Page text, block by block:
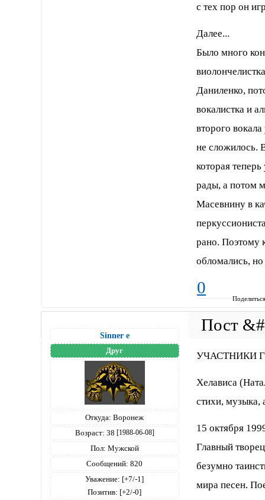
с тех пор он
Далее...
Было много
Даниленко,
вокалистка и
второго
не сложилось.
которая
рады, а потом
Масевнину в
рано. Поэтому
обломались,
0
Sinner е
Друг
Откуда: Воронеж
Возраст: 38 [1988-06-08]
Пол: Мужской
Сообщений: 820
Уважение: [+7/-1]
Позитив: [+2/-0]
УЧАСТНИКИ
Хелависа
стихи, музыка,
15 октября
Главный
безумно
мира песен.